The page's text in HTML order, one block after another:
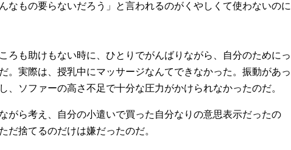
なもの要らないだろう」と言われるのがくやしくて使わないのに
ろも助けもない時に、ひとりでがんばりながら、自分のためにっ
。実際は、授乳中にマッサージなんてできなかった。振動があっ
、ソファーの高さ不足で十分な圧力がかけられなかったのだ。
がら考え、自分の小遣いで買った自分なりの意思表示だったの
だ捨てるのだけは嫌だったのだ。